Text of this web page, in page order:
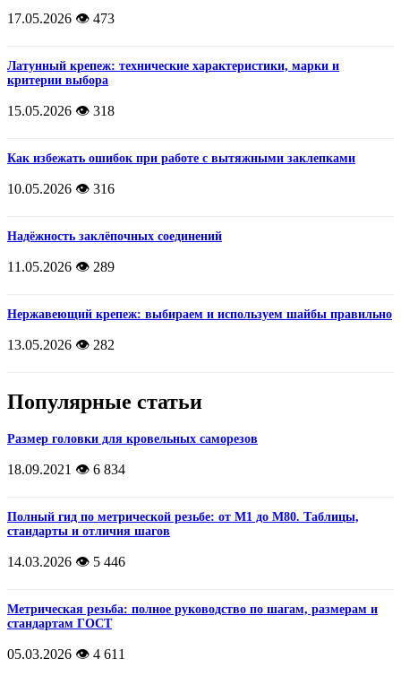
17.05.2026 👁️ 473
Латунный крепеж: технические характеристики, марки и
критерии выбора
15.05.2026 👁️ 318
Как избежать ошибок при работе с вытяжными заклепками
10.05.2026 👁️ 316
Надёжность заклёпочных соединений
11.05.2026 👁️ 289
Нержавеющий крепеж: выбираем и используем шайбы правильно
13.05.2026 👁️ 282
Популярные статьи
Размер головки для кровельных саморезов
18.09.2021 👁️ 6 834
Полный гид по метрической резьбе: от М1 до М80. Таблицы,
стандарты и отличия шагов
14.03.2026 👁️ 5 446
Метрическая резьба: полное руководство по шагам, размерам и
стандартам ГОСТ
05.03.2026 👁️ 4 611